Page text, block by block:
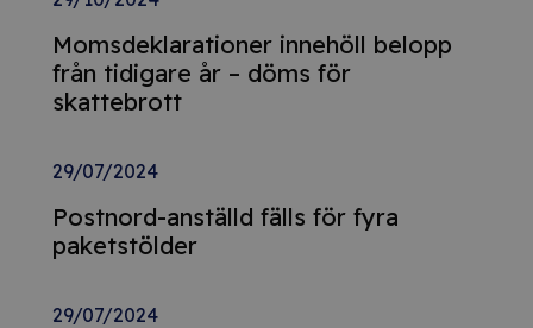
Momsdeklarationer innehöll belopp
från tidigare år – döms för
skattebrott
29/07/2024
Postnord-anställd fälls för fyra
paketstölder
29/07/2024